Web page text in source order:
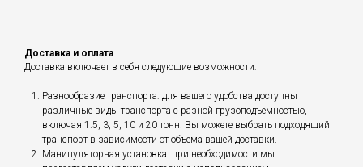
Доставка и оплата
Доставка включает в себя следующие возможности:
Разнообразие транспорта: для вашего удобства доступны
различные виды транспорта с разной грузоподъемностью,
включая 1.5, 3, 5, 10 и 20 тонн. Вы можете выбрать подходящий
транспорт в зависимости от объема вашей доставки.
Манипуляторная установка: при необходимости мы